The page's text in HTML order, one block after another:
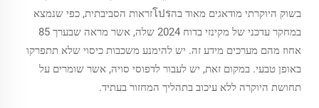
בשוק היוקרתי מודאגים מאוד בהโปรזראות הסביבתית, כפי שנמצא
במחקר עדכני של מקינזי בדוח 2024 שלה, אשר מראה שבערך 85
אחוז מהם מערכים מידע זה. יש להימנע משכבות כיסוי שלא תתפרקו
באופן טבעי. במקום זאת, יש לעבור לדפוסי סויה, אשר שומרים על
תחושת היוקרה ללא עיכוב בתהליך המחזור בעתיד.